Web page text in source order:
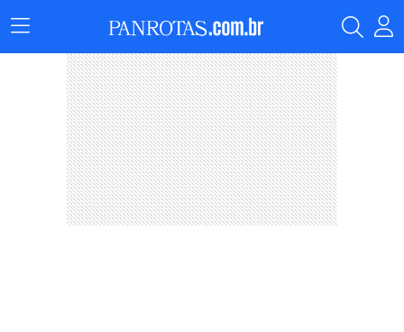
Menu
Principal